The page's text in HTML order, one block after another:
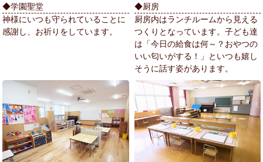
◆学園聖堂
神様にいつも守られていることに
感謝し、お祈りをしています。
◆厨房
厨房内はランチルームから見える
つくりとなっています。子ども達
は「今日の給食は何～？おやつの
いい匂いがする！」といつも嬉し
そうに話す姿があります。